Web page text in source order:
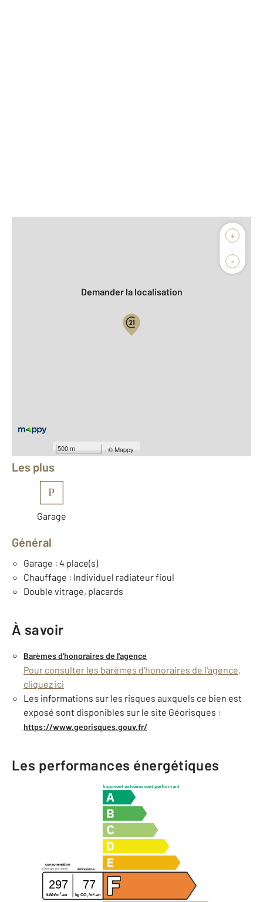
+
-
500 m ©Mappy
Biens vendus
Demander la localisation
Équipements
Les plus
P
Garage
Général
Garage : 4 place(s)
Chauffage : Individuel radiateur fioul
Double vitrage, placards
À savoir
Barèmes d'honoraires de l'agence
Pour consulter les barèmes d'honoraires de l'agence,
cliquez ici
Les informations sur les risques auxquels ce bien est
exposé sont disponibles sur le site Géorisques :
https://www.georisques.gouv.fr/
Les performances énergétiques
logement extrêmement performant
consommation
émissions
(énergie primaire)
297 77
kWh/m 2 .an kg CO2/m2 .an